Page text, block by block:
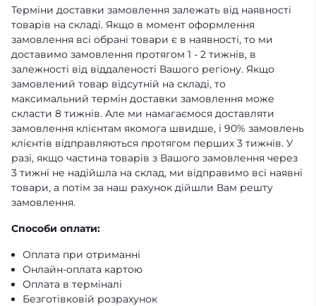
Терміни доставки замовлення залежать від наявності
товарів на складі. Якщо в момент оформлення
замовлення всі обрані товари є в наявності, то ми
доставимо замовлення протягом 1 - 2 тижнів, в
залежності від віддаленості Вашого регіону. Якщо
замовлений товар відсутній на складі, то
максимальний термін доставки замовлення може
скласти 8 тижнів. Але ми намагаємося доставляти
замовлення клієнтам якомога швидше, і 90% замовлень
клієнтів відправляються протягом перших 3 тижнів. У
разі, якщо частина товарів з Вашого замовлення через
3 тижні не надійшла на склад, ми відправимо всі наявні
товари, а потім за наш рахунок дійшли Вам решту
замовлення.
Способи оплати:
Оплата при отриманні
Онлайн-оплата картою
Оплата в терміналі
Безготівковій розрахунок